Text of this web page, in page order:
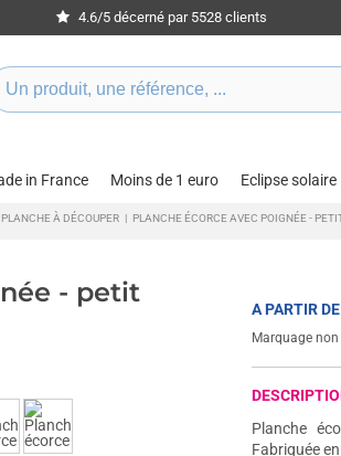
4.6/5 décerné par 5528 clients
in France Moins de 1 euro Eclipse solaire
PLANCHE À DÉCOUPER | PLANCHE ÉCORCE AVEC POIGNÉE -
- petit
A PARTIR DE
Marquage
Planche
Fabriquée